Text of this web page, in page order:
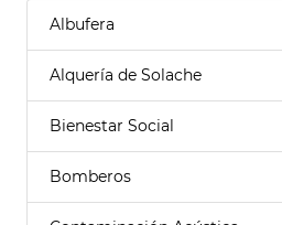
Albufera
Alquería de Solache
Bienestar Social
Bomberos